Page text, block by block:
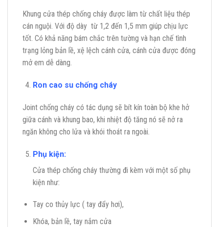
Khung cửa thép chống cháy được làm từ chất liệu thép
cán nguội. Với độ dày từ 1,2 đến 1,5 mm giúp chịu lực
tốt. Có khả năng bám chắc trên tường và hạn chế tình
trạng lỏng bản lề, xệ lệch cánh cửa, cánh cửa được đóng
mở em dễ dàng.
Ron cao su chống cháy
Joint chống cháy có tác dụng sẽ bít kín toàn bộ khe hở
giữa cánh và khung bao, khi nhiệt độ tăng nó sẽ nở ra
ngăn không cho lửa và khói thoát ra ngoài.
Phụ kiện:
Cửa thép chống cháy thường đi kèm với một số phụ
kiện như:
Tay co thủy lực ( tay đẩy hơi),
Khóa, bản lề, tay nắm cửa